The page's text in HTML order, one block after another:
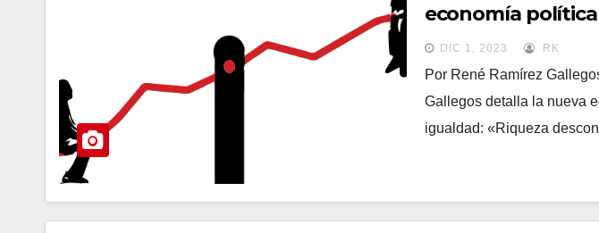
economía
DIC 1, 2023 RK
Por René Ramírez
Gallegos detalla la nueva
igualdad: «Riqueza